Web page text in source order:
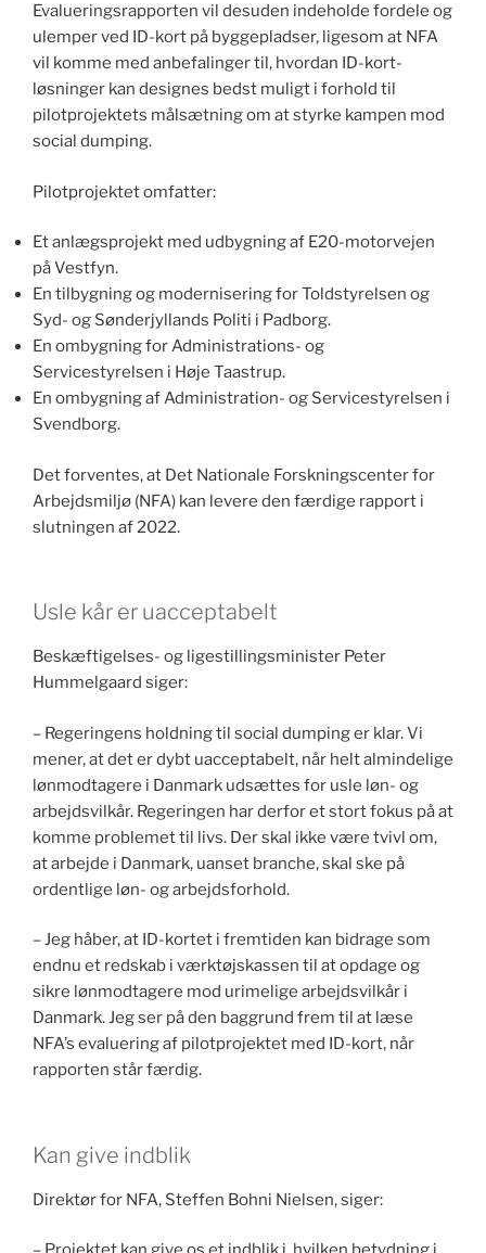
Evalueringsrapporten vil desuden indeholde fordele og
ulemper ved ID-kort på byggepladser, ligesom at NFA
vil komme med anbefalinger til, hvordan ID-kort-
løsninger kan designes bedst muligt i forhold til
pilotprojektets målsætning om at styrke kampen mod
social dumping.
Pilotprojektet omfatter:
Et anlægsprojekt med udbygning af E20-motorvejen
på Vestfyn.
En tilbygning og modernisering for Toldstyrelsen og
Syd- og Sønderjyllands Politi i Padborg.
En ombygning for Administrations- og
Servicestyrelsen i Høje Taastrup.
En ombygning af Administration- og Servicestyrelsen i
Svendborg.
Det forventes, at Det Nationale Forskningscenter for
Arbejdsmiljø (NFA) kan levere den færdige rapport i
slutningen af 2022.
Usle kår er uacceptabelt
Beskæftigelses- og ligestillingsminister Peter
Hummelgaard siger:
– Regeringens holdning til social dumping er klar. Vi
mener, at det er dybt uacceptabelt, når helt almindelige
lønmodtagere i Danmark udsættes for usle løn- og
arbejdsvilkår. Regeringen har derfor et stort fokus på at
komme problemet til livs. Der skal ikke være tvivl om,
at arbejde i Danmark, uanset branche, skal ske på
ordentlige løn- og arbejdsforhold.
– Jeg håber, at ID-kortet i fremtiden kan bidrage som
endnu et redskab i værktøjskassen til at opdage og
sikre lønmodtagere mod urimelige arbejdsvilkår i
Danmark. Jeg ser på den baggrund frem til at læse
NFA’s evaluering af pilotprojektet med ID-kort, når
rapporten står færdig.
Kan give indblik
Direktør for NFA, Steffen Bohni Nielsen, siger: